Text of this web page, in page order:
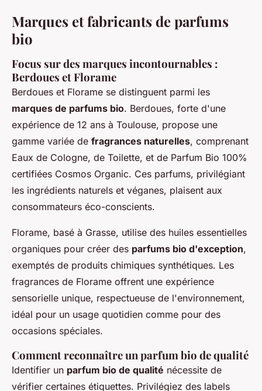
Marques et fabricants de parfums
bio
Focus sur des marques incontournables :
Berdoues et Florame
Berdoues et Florame se distinguent parmi les
marques de parfums bio. Berdoues, forte d'une
expérience de 12 ans à Toulouse, propose une
gamme variée de fragrances naturelles, comprenant
Eaux de Cologne, de Toilette, et de Parfum Bio 100%
certifiées Cosmos Organic. Ces parfums, privilégiant
les ingrédients naturels et véganes, plaisent aux
consommateurs éco-conscients.
Florame, basé à Grasse, utilise des huiles essentielles
organiques pour créer des parfums bio d'exception,
exemptés de produits chimiques synthétiques. Les
fragrances de Florame offrent une expérience
sensorielle unique, respectueuse de l'environnement,
idéal pour un usage quotidien comme pour des
occasions spéciales.
Comment reconnaître un parfum bio de qualité
Identifier un parfum bio de qualité nécessite de
vérifier certaines étiquettes. Privilégiez des labels